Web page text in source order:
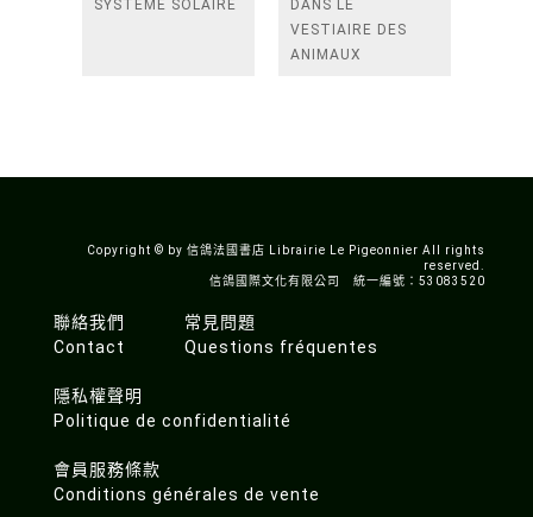
SYSTEME SOLAIRE
DANS LE
VESTIAIRE DES
ANIMAUX
Copyright © by 信鴿法國書店 Librairie Le Pigeonnier All rights
reserved.
信鴿國際文化有限公司 統一編號：53083520
聯絡我們
Contact
常見問題
Questions fréquentes
隱私權聲明
Politique de confidentialité
會員服務條款
Conditions générales de vente